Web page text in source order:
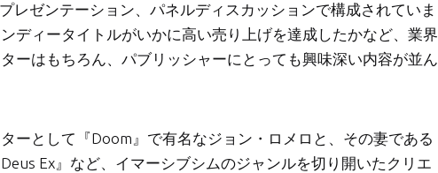
レゼンテーション、パネルディスカッションで構成されていま
ディータイトルがいかに高い売り上げを達成したかなど、業界
ーはもちろん、パブリッシャーにとっても興味深い内容が並ん
ーとして『Doom』で有名なジョン・ロメロと、その妻である
Ex』など、イマーシブシムのジャンルを切り開いたクリエ